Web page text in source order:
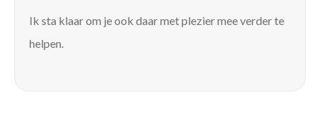
Ik sta klaar om je ook daar met plezier mee verder te
helpen.